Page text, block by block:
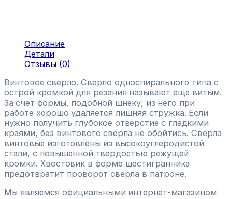
Описание
Детали
Отзывы (0)
Винтовое сверло. Сверло односпирального типа с
острой кромкой для резания называют еще витым.
За счет формы, подобной шнеку, из него при
работе хорошо удаляется лишняя стружка. Если
нужно получить глубокое отверстие с гладкими
краями, без винтового сверла не обойтись. Сверла
винтовые изготовлены из высокоуглеродистой
стали, с повышенной твердостью режущей
кромки. Хвостовик в форме шестигранника
предотвратит проворот сверла в патроне.
Мы являемся официальными интернет-магазином